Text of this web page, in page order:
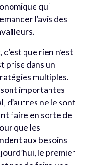
qui
l’avis des
que rien n’est
prise dans un
multiples.
importantes
d’autres ne le sont
faire en sorte de
que les
aux besoins
le premier